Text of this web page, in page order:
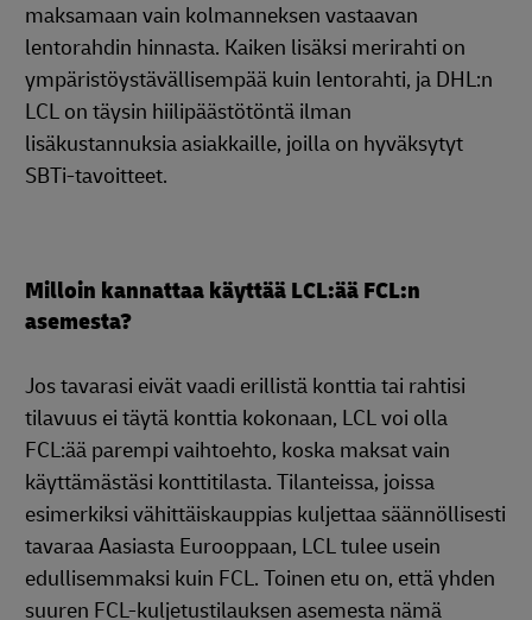
maksamaan vain kolmanneksen vastaavan
lentorahdin hinnasta. Kaiken lisäksi merirahti on
ympäristöystävällisempää kuin lentorahti, ja DHL:n
LCL on täysin hiilipäästötöntä ilman
lisäkustannuksia asiakkaille, joilla on hyväksytyt
SBTi-tavoitteet.
Milloin kannattaa käyttää LCL:ää FCL:n
asemesta?
Jos tavarasi eivät vaadi erillistä konttia tai rahtisi
tilavuus ei täytä konttia kokonaan, LCL voi olla
FCL:ää parempi vaihtoehto, koska maksat vain
käyttämästäsi konttitilasta. Tilanteissa, joissa
esimerkiksi vähittäiskauppias kuljettaa säännöllisesti
tavaraa Aasiasta Eurooppaan, LCL tulee usein
edullisemmaksi kuin FCL. Toinen etu on, että yhden
suuren FCL-kuljetustilauksen asemesta nämä